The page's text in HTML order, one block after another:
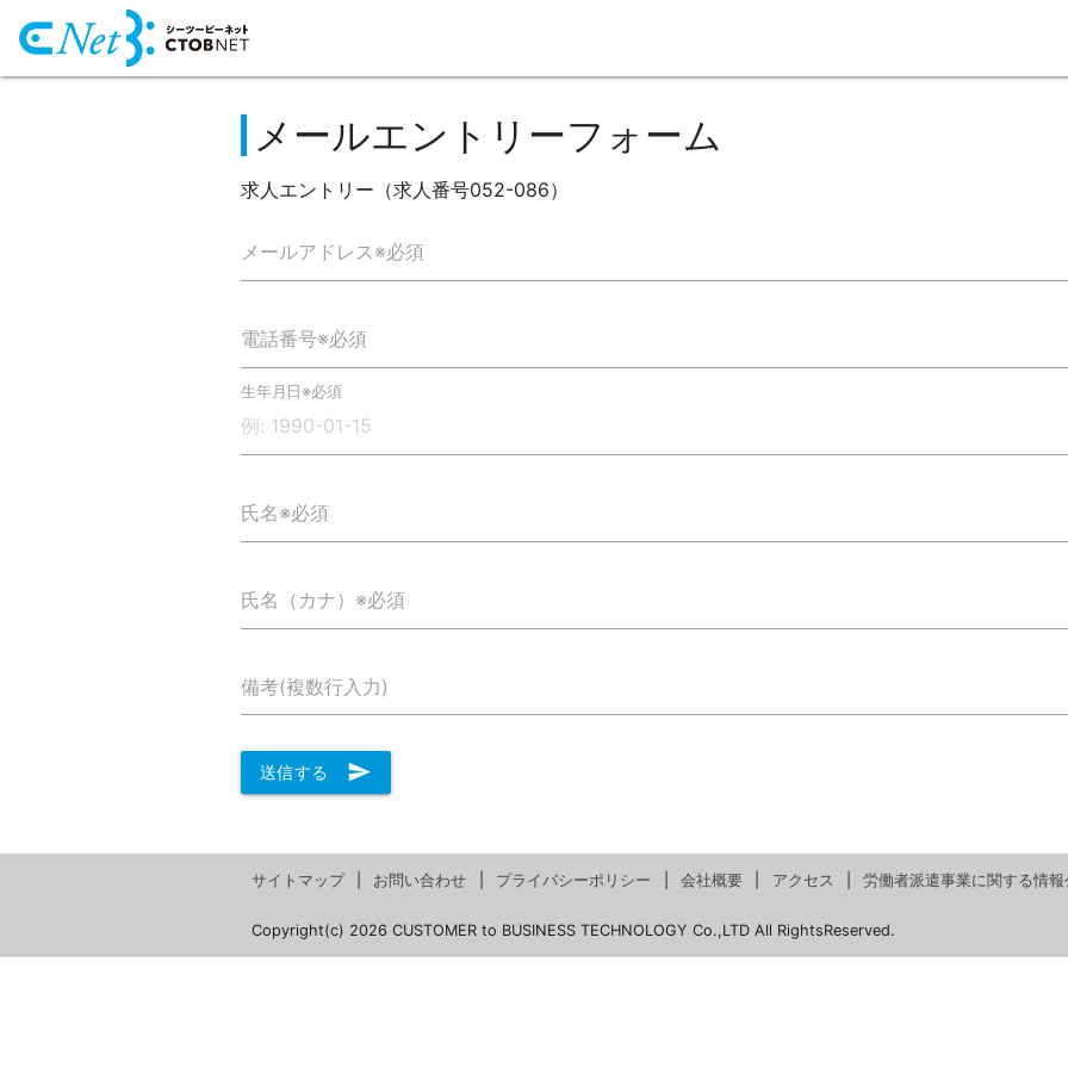
メールエントリーフォーム
求人エントリー（求人番号052-086）
メールアドレス※必須
電話番号※必須
生年月日※必須
氏名※必須
氏名（カナ）※必須
備考(複数行入力)
送信する send
サイトマップ お問い合わせ プライバシーポリシー 会社概要 アクセス 労働者派遣事業に関する情
Copyright(c) 2026 CUSTOMER to BUSINESS TECHNOLOGY Co.,LTD All RightsReserved.